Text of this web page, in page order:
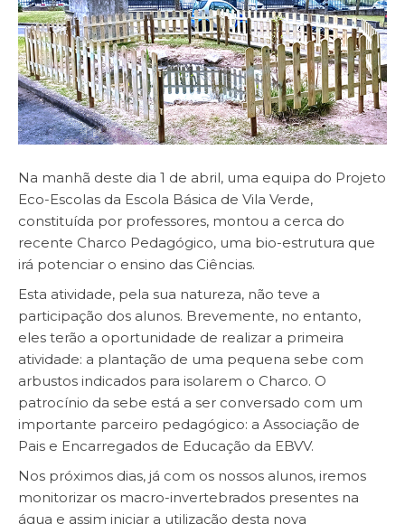
Na manhã deste dia 1 de abril, uma equipa do Projeto
Eco-Escolas da Escola Básica de Vila Verde,
constituída por professores, montou a cerca do
recente Charco Pedagógico, uma bio-estrutura que
irá potenciar o ensino das Ciências.
Esta atividade, pela sua natureza, não teve a
participação dos alunos. Brevemente, no entanto,
eles terão a oportunidade de realizar a primeira
atividade: a plantação de uma pequena sebe com
arbustos indicados para isolarem o Charco. O
patrocínio da sebe está a ser conversado com um
importante parceiro pedagógico: a Associação de
Pais e Encarregados de Educação da EBVV.
Nos próximos dias, já com os nossos alunos, iremos
monitorizar os macro-invertebrados presentes na
água e assim iniciar a utilização desta nova